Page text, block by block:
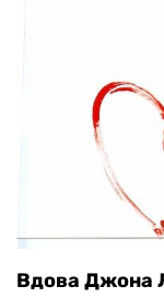
Вдова Джона